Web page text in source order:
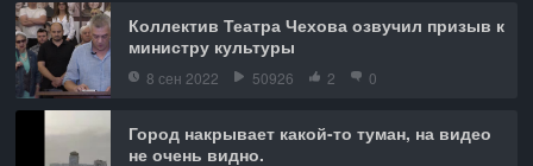
Коллектив Театра Чехова озвучил призыв к
министру культуры
8 сен 2022 50926 2 0
Город накрывает какой-то туман, на видео
не очень видно.